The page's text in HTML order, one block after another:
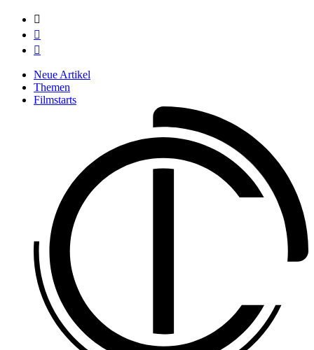



Neue Artikel
Themen
Filmstarts